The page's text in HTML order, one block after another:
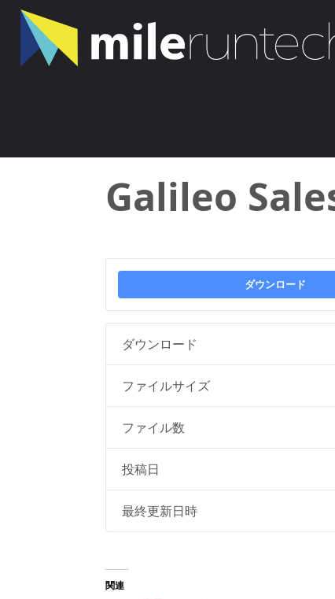
Galileo
ダウンロード
ダウンロード
ファイルサイズ
ファイル数
投稿日
最終更新日時
関連